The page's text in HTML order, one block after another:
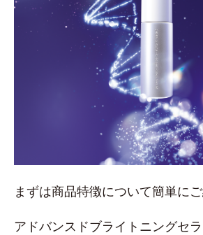
まずは商品特徴について簡単にご
アドバンスドブライトニングセ